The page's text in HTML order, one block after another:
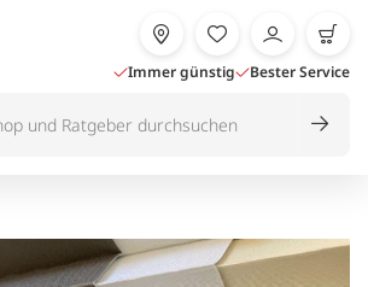
Immer günstig Bester Service